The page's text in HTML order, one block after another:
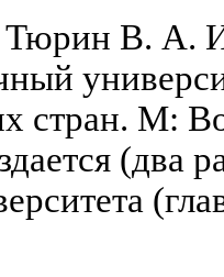
В. А.
стран. М:
(два